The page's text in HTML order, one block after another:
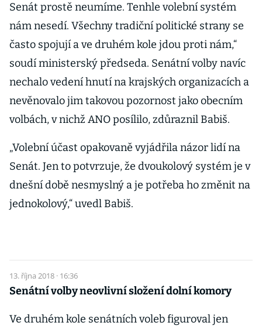
Senát prostě neumíme. Tenhle volební systém
nám nesedí. Všechny tradiční politické strany se
často spojují a ve druhém kole jdou proti nám,“
soudí ministerský předseda. Senátní volby navíc
nechalo vedení hnutí na krajských organizacích a
nevěnovalo jim takovou pozornost jako obecním
volbách, v nichž ANO posílilo, zdůraznil Babiš.
„Volební účast opakovaně vyjádřila názor lidí na
Senát. Jen to potvrzuje, že dvoukolový systém je v
dnešní době nesmyslný a je potřeba ho změnit na
jednokolový,“ uvedl Babiš.
13. října 2018 · 16:36
Senátní volby neovlivní složení dolní komory
Ve druhém kole senátních voleb figuroval jen